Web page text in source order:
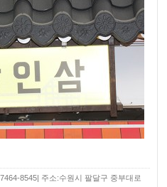
8545| 주소:수원시 팔달구 중부대로